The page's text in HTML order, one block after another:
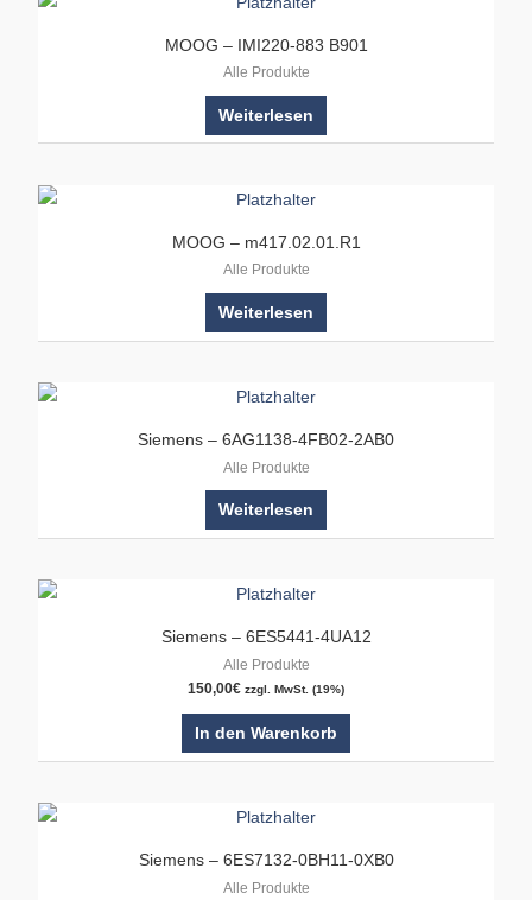
MOOG – IMI220-883 B901
Alle Produkte
Weiterlesen
MOOG – m417.02.01.R1
Alle Produkte
Weiterlesen
Siemens – 6AG1138-4FB02-2AB0
Alle Produkte
Weiterlesen
Siemens – 6ES5441-4UA12
Alle Produkte
150,00€ zzgl. MwSt. (19%)
In den Warenkorb
Siemens – 6ES7132-0BH11-0XB0
Alle Produkte